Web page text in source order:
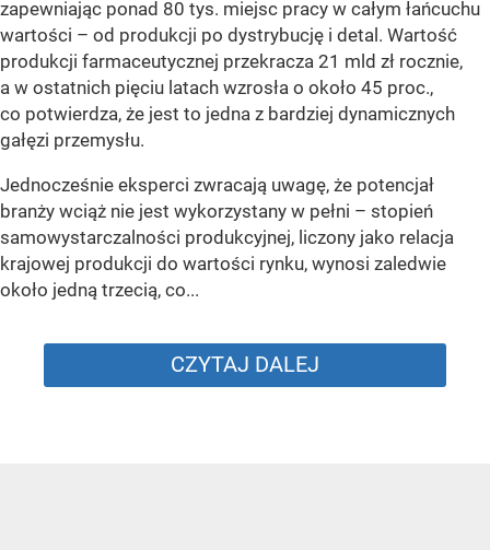
zapewniając ponad 80 tys. miejsc pracy w całym łańcuchu
wartości – od produkcji po dystrybucję i detal. Wartość
produkcji farmaceutycznej przekracza 21 mld zł rocznie,
a w ostatnich pięciu latach wzrosła o około 45 proc.,
co potwierdza, że jest to jedna z bardziej dynamicznych
gałęzi przemysłu.
Jednocześnie eksperci zwracają uwagę, że potencjał
branży wciąż nie jest wykorzystany w pełni – stopień
samowystarczalności produkcyjnej, liczony jako relacja
krajowej produkcji do wartości rynku, wynosi zaledwie
około jedną trzecią, co...
CZYTAJ DALEJ